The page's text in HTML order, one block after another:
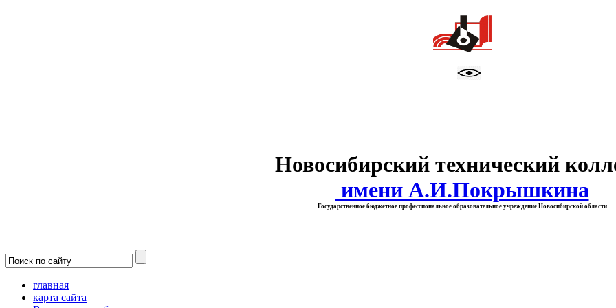
Новосибирский технический
имени А.И.Покрышкина
Государственное бюджетное профессиональное образовательное учреждение Новосибирской области
главная
карта сайта